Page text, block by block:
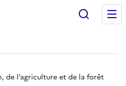
de l’agriculture et de la forêt